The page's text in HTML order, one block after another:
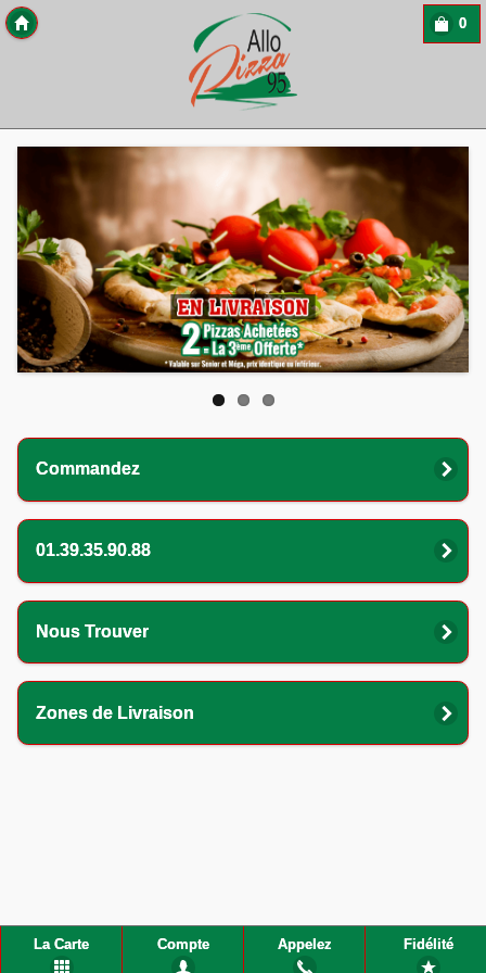
0
Commandez
01.39.35.90.88
Nous Trouver
Zones de Livraison
La Carte Compte Appelez Fidélité
Copyright 2013 Des-Click Com